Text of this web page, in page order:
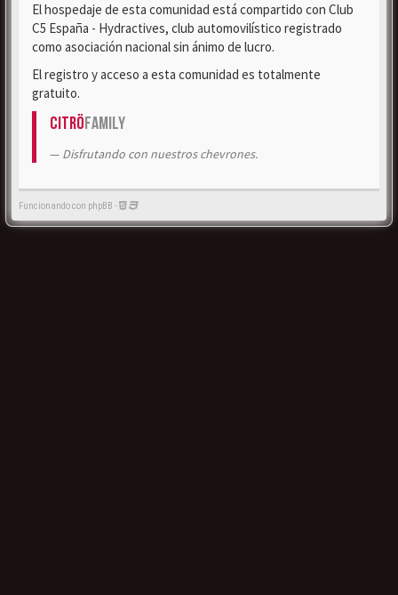
El hospedaje de esta comunidad está compartido con Club
C5 España - Hydractives, club automovilístico registrado
como asociación nacional sin ánimo de lucro.
El registro y acceso a esta comunidad es totalmente
gratuito.
CitröFamily
Disfrutando con nuestros chevrones.
Funcionando con phpBB -